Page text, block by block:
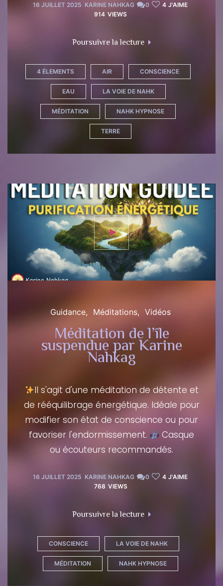
16 JUILLET 2025 KARINE NAHKAG 0 4 J'AIME
914 VIEWS
Poursuivre la lecture"Méditation de la
4 ÉLEMENTS AIR CONSCIENCE
EAU LA VOIE DE NAHK
MÉDITATION NAHK HYPNOSE
TERRE
Guidance Méditations Vidéos
Méditation de l’île
suspendue par Karine
Nahkag
Il s'agit d'une méditation de détente et
de rééquilibrage énergétique. Idéale pour
modifier son état de conscience ou pour
favoriser l'endormissement.
Casque
ou écouteurs recommandés.
16 JUILLET 2025 KARINE NAHKAG 0 4 J'AIME
768 VIEWS
Poursuivre la lecture"Méditation de l’île
CONSCIENCE LA VOIE DE NAHK
MÉDITATION NAHK HYPNOSE